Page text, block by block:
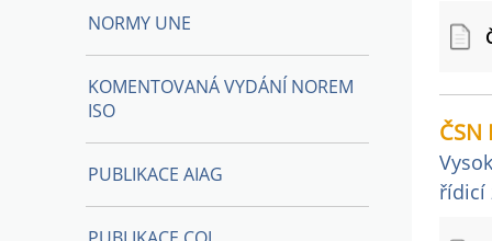
ČSN
řídicí
NORMY UNE
KOMENTOVANÁ VYDÁNÍ NOREM
ISO
PUBLIKACE AIAG